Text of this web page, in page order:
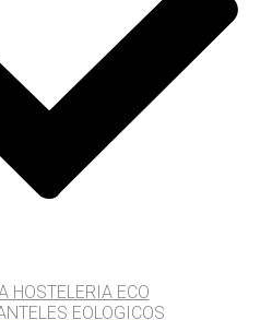
HOSTELERIA ECO
EOLOGICOS